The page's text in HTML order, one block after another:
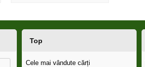
Top
Cele mai vândute cărți